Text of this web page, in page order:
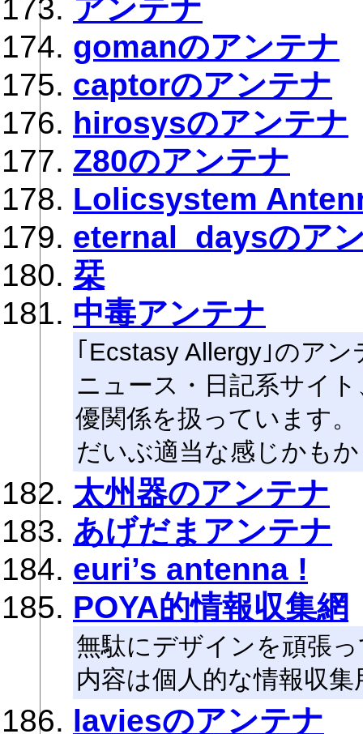
アンテナ
gomanのアンテナ
captorのアンテナ
hirosysのアンテナ
Z80のアンテナ
Lolicsystem
eternal_daysのア
栞
中毒アンテナ
｢Ecstasy Allergy｣のア
ニュース・日記系サイ
優関係を扱っています。
だいぶ適当な感じかも
太州器のアンテナ
あげだまアンテナ
euri’s antenna !
POYA的情報収集網
無駄にデザインを頑張
内容は個人的な情報収集
laviesのアンテナ